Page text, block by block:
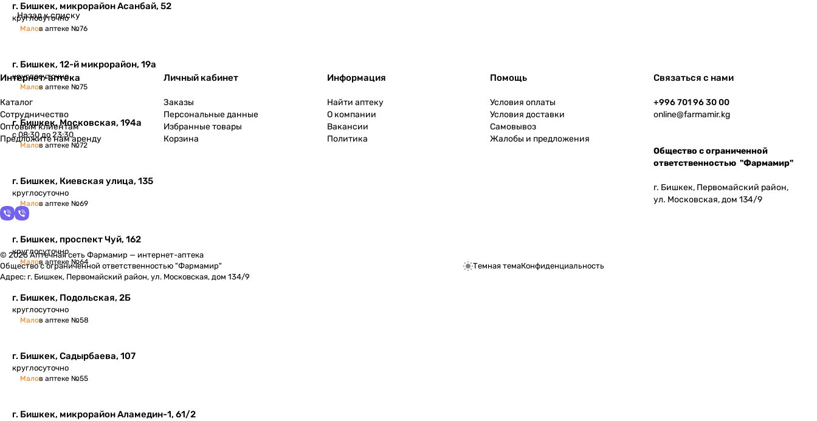
г. Бишкек, микрорайон Асанбай, 52
круглосуточно
Малов аптеке №76
г. Бишкек, ​12-й микрорайон, 19а
круглосуточно
Малов аптеке №75
г. Бишкек, ​Московская, 194а
с 08:30 до 23:30
Малов аптеке №72
г. Бишкек, Киевская улица, 135
круглосуточно
Малов аптеке №69
г. Бишкек, проспект Чуй, 162
круглосуточно
Малов аптеке №64
г. Бишкек, Подольская, 2Б
круглосуточно
Малов аптеке №58
г. Бишкек, ​Садырбаева, 107
круглосуточно
Малов аптеке №55
г. Бишкек, микрорайон Аламедин-1, 61/2
Назад к списку
Интернет-аптека
Каталог
Сотрудничество
Оптовым клиентам
Предложите нам аренду
Личный кабинет
Заказы
Персональные данные
Избранные товары
Корзина
Информация
Найти аптеку
О компании
Вакансии
Политика
Помощь
Условия оплаты
Условия доставки
Самовывоз
Жалобы и предложения
Связаться с нами
+996 701 96 30 00
online@farmamir.kg
Общество с ограниченной
ответственностью "Фармамир"
г. Бишкек, Первомайский район,
ул. Московская, дом 134/9
© 2026 Аптечная сеть Фармамир — интернет-аптека
Общество с ограниченной ответственностью "Фармамир"
Адрес: г. Бишкек, Первомайский район, ул. Московская, дом 134/9
Темная темаКонфиденциальность